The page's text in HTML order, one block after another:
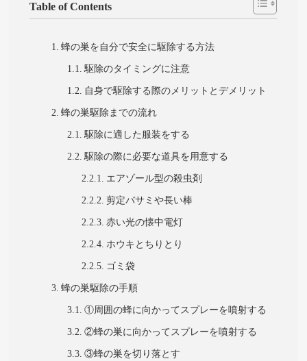
Table of Contents
蜂の巣を自分で安全に駆除する方法
駆除のタイミングに注意
自身で駆除する際のメリットとデメリット
蜂の巣駆除までの流れ
駆除に適した服装をする
駆除の際に必要な道具を用意する
エアゾール型の殺虫剤
剪定バサミや長い棒
赤い光の懐中電灯
ホウキとちりとり
ゴミ袋
蜂の巣駆除の手順
①周囲の蜂に向かってスプレーを噴射する
②蜂の巣に向かってスプレーを噴射する
③蜂の巣を切り落とす